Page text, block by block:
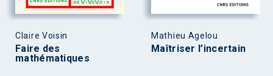
Claire Voisin
Faire des
mathématiques
Mathieu Agelou
Maîtriser l’incertain